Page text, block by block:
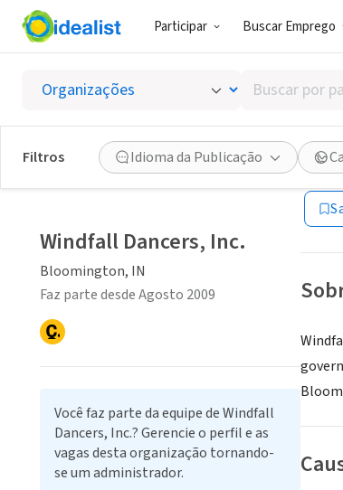
Participar Buscar Emprego
Buscar
por
palavra-
chave,
habilidades
ou
interesses
Filtros Idioma da Publicação
Windfall Dancers, Inc.
Bloomington, IN
Faz parte desde Agosto 2009
Você faz parte da equipe de Windfall
Dancers, Inc.? Gerencie o perfil e as
vagas desta organização tornando-
se um administrador.